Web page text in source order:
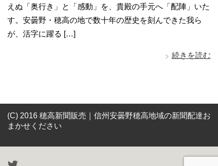
えぬ「奥行き」と「感動」を、貴殿の手元へ「配陣」いた
す。安曇野・穂高の地で数十年の歴史を刻んできた我ら
が、活字に躍る […]
続きを読む
(C) 2016 穂高新聞販売｜信州安曇野穂高地域の新聞配達お
まかせください